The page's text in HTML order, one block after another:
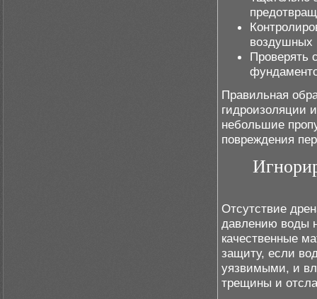
воздушных
Проверять
Правильная
гидроизоляции
небольшие
повреждения
Отсутствие
давлению воды
качественные
защиту, если
уязвимыми, и
трещины и